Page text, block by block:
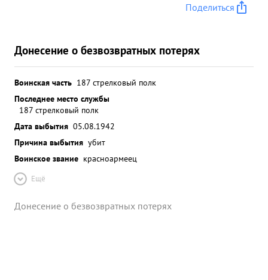
Поделиться
Донесение о безвозвратных потерях
Воинская часть 187 стрелковый полк
Последнее место службы
187 стрелковый полк
Дата выбытия 05.08.1942
Причина выбытия убит
Воинское звание красноармеец
Ещё
Донесение о безвозвратных потерях